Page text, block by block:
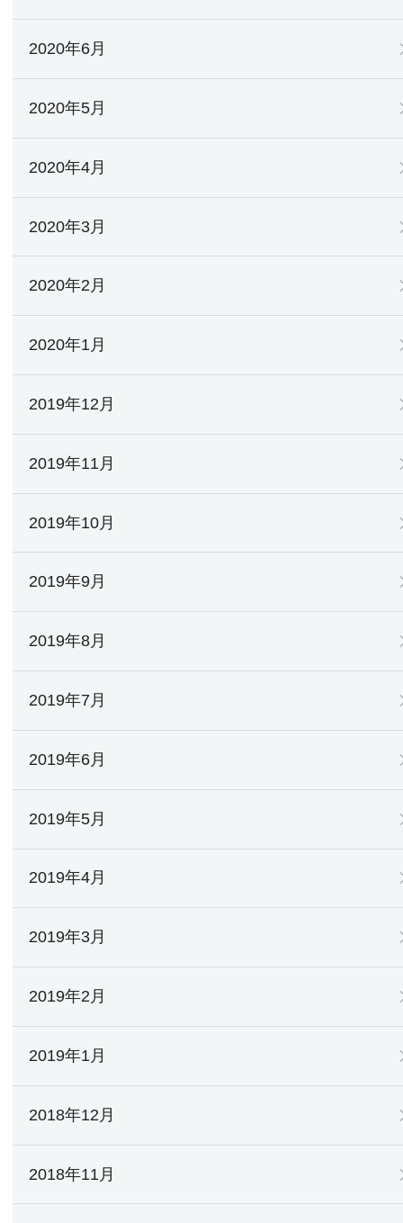
2020年6月
2020年5月
2020年4月
2020年3月
2020年2月
2020年1月
2019年12月
2019年11月
2019年10月
2019年9月
2019年8月
2019年7月
2019年6月
2019年5月
2019年4月
2019年3月
2019年2月
2019年1月
2018年12月
2018年11月